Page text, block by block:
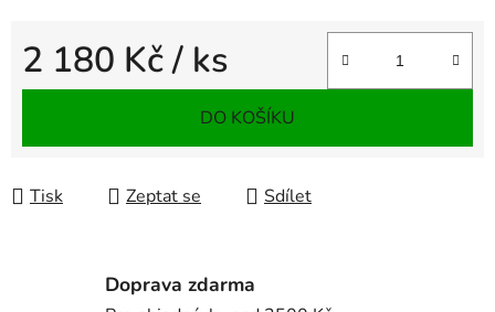
2 180 Kč/ ks
Měrná cena:
DO KOŠÍKU
Tisk Zeptat se Sdílet
Doprava zdarma